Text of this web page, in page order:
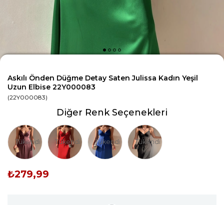
Askılı Önden Düğme Detay Saten Julissa Kadın Yeşil
Uzun Elbise 22Y000083
(22Y000083)
Diğer Renk Seçenekleri
Tükendi Tükendi Tükendi Tükendi
₺279,99